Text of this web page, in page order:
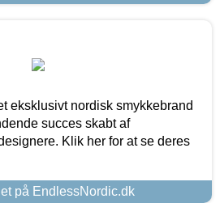
eksklusivt nordisk smykkebrand
succes skabt af
Klik her for at se deres
på EndlessNordic.dk